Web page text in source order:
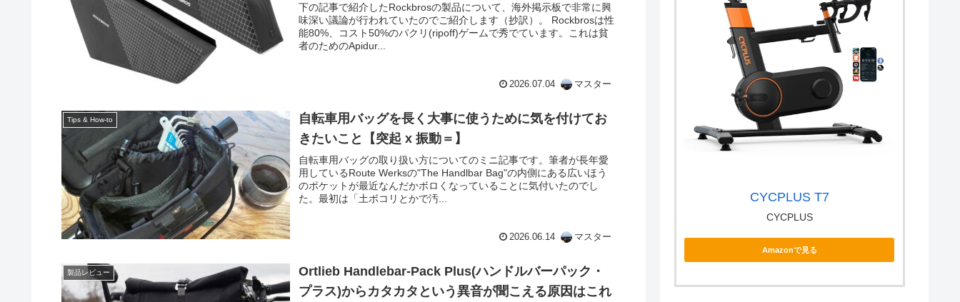
下の記事で紹介したRockbrosの製品について、海外掲示板で非常に興
味深い議論が行われていたのでご紹介します（抄訳）。 Rockbrosは性
能80%、コスト50%のパクリ(ripoff)ゲームで秀でています。これは貧
者のためのApidur...
2026.07.04 マスター
Tips & How-to
自転車用バッグを長く大事に使うために気を付けてお
きたいこと【突起 x 振動＝】
自転車用バッグの取り扱い方についてのミニ記事です。筆者が長年愛
用しているRoute Werksの"The Handlbar Bag"の内側にある広いほう
のポケットが最近なんだかボロくなっていることに気付いたのでし
た。最初は「土ボコリとかで汚...
2026.06.14 マスター
製品レビュー
Ortlieb Handlebar-Pack Plus(ハンドルバーパック・
プラス)からカタカタという異音が聞こえる原因はこれ
CYCPLUS T7
CYCPLUS
Amazonで見る